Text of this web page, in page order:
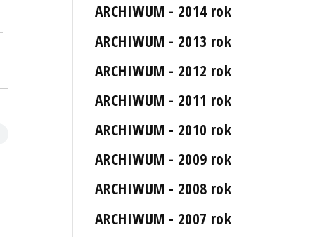
ARCHIWUM - 2014 rok
ARCHIWUM - 2013 rok
ARCHIWUM - 2012 rok
ARCHIWUM - 2011 rok
ARCHIWUM - 2010 rok
ARCHIWUM - 2009 rok
ARCHIWUM - 2008 rok
ARCHIWUM - 2007 rok